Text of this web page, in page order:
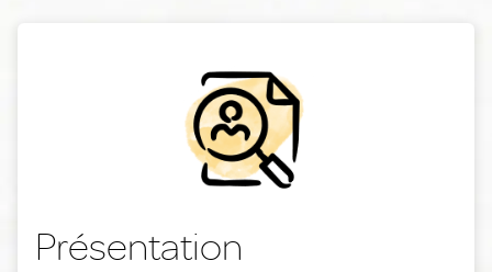
Présentation